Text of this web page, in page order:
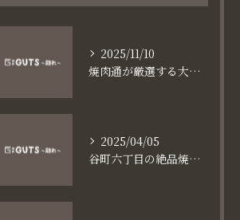
2025/11/10
焼肉通が厳選する大阪長堀鶴見緑地線谷町六丁目満足食事術
2025/04/05
谷町六丁目の絶品焼肉体験